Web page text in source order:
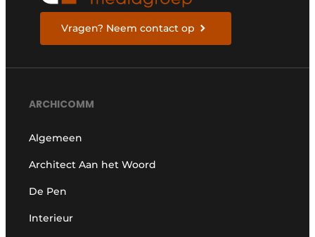
Vragen? Neem contact op
ARCHICOMM
Algemeen
Architect Aan het Woord
De Pen
Interieur